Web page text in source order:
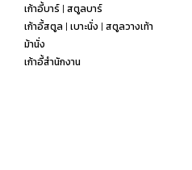
เก้าอี้บาร์ | สตูลบาร์
เก้าอี้สตูล | เบาะนั่ง | สตูลวางเท้า
ม้านั่ง
เก้าอี้สำนักงาน